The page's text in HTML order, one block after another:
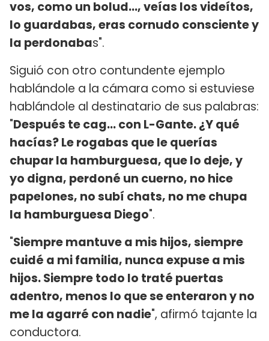
vos, como un bolud..., veías los videítos,
lo guardabas, eras cornudo consciente y
la perdonabas".
Siguió con otro contundente ejemplo
hablándole a la cámara como si estuviese
hablándole al destinatario de sus palabras:
"Después te cag... con L-Gante. ¿Y qué
hacías? Le rogabas que le querías
chupar la hamburguesa, que lo deje, y
yo digna, perdoné un cuerno, no hice
papelones, no subí chats, no me chupa
la hamburguesa Diego".
"Siempre mantuve a mis hijos, siempre
cuidé a mi familia, nunca expuse a mis
hijos. Siempre todo lo traté puertas
adentro, menos lo que se enteraron y no
me la agarré con nadie", afirmó tajante la
conductora.